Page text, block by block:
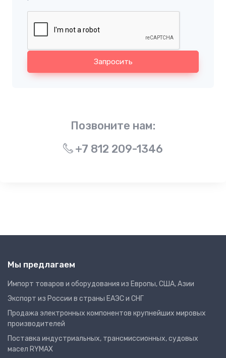
Запросить
Позвоните нам:
+7 812 209-1346
Мы предлагаем
Импорт товаров и оборудования из Европы, США, Азии
Экспорт из России в страны ЕАЭС и СНГ
Продажа электронных компонентов крупнейших мировых
производителей
Поставка индустриальных, трансмиссионных, судовых
масел RYMAX